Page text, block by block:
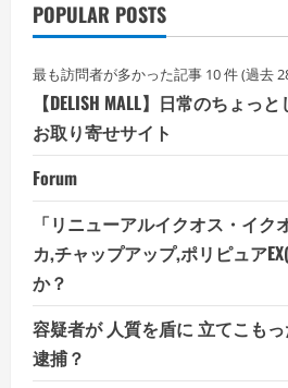
POPULAR POSTS
最も訪問者が多かった記事 10 件 (過去
【DELISH MALL】日常のちょっ
お取り寄せサイト
Forum
「リニューアルイクオス・イク
カ,チャップアップ,ポリピュア
か？
容疑者が 人質を盾に 立てこも
逮捕？